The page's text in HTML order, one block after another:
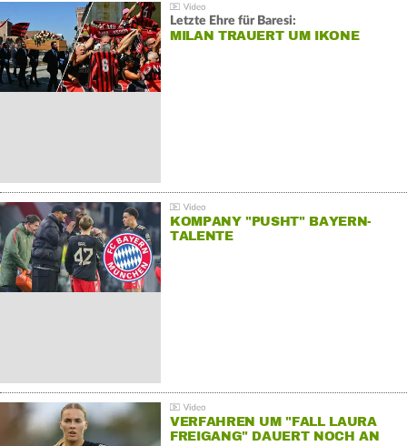
Letzte Ehre für Baresi:
MILAN TRAUERT UM IKONE
KOMPANY "PUSHT" BAYERN-
TALENTE
VERFAHREN UM "FALL LAURA
FREIGANG" DAUERT NOCH AN